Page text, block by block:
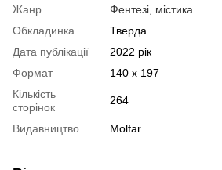
Жанр
Фентезі, містика
Обкладинка
Тверда
Дата публікації
2022 рік
Формат
140 x 197
Кількість
сторінок
264
Видавництво Molfar